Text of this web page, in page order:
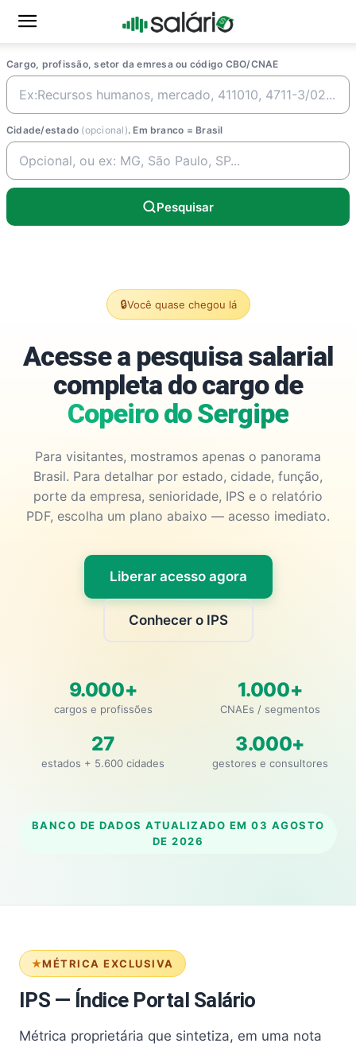
Cargo, profissão, setor da emresa ou código CBO/CNAE
Cidade/estado (opcional). Em branco = Brasil
Pesquisar
🔒Você quase chegou lá
Acesse a pesquisa salarial
completa do cargo de
Copeiro do Sergipe
Para visitantes, mostramos apenas o panorama
Brasil. Para detalhar por estado, cidade, função,
porte da empresa, senioridade, IPS e o relatório
PDF, escolha um plano abaixo — acesso imediato.
Liberar acesso agora
Conhecer o IPS
9.000+
cargos e profissões
1.000+
CNAEs / segmentos
27
estados + 5.600 cidades
3.000+
gestores e consultores
BANCO DE DADOS ATUALIZADO EM 03 AGOSTO
DE 2026
MÉTRICA EXCLUSIVA
IPS — Índice Portal Salário
Métrica proprietária que sintetiza, em uma nota